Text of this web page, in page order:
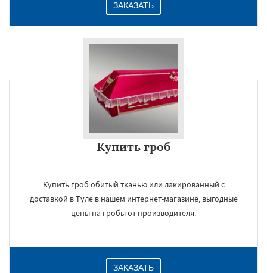
ЗАКАЗАТЬ
Купить гроб
Купить гроб обитый тканью или лакированный с
доставкой в Туле в нашем интернет-магазине, выгодные
цены на гробы от производителя.
ЗАКАЗАТЬ